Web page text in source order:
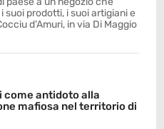
prodotti, i suoi artigiani e
d’Amuri, in via Di Maggio
come antidoto alla
mafiosa nel territorio di